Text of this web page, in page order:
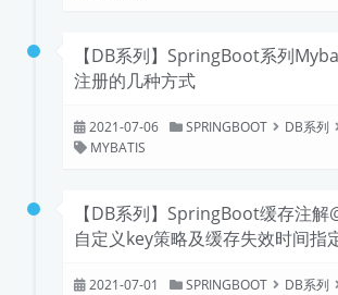
【DB系列】SpringBoot系列
注册的几种方式
2021-07-06 SPRINGBOOT DB系列
MYBATIS
【DB系列】SpringBoot缓存注解
自定义key策略及缓存失效时间指
2021-07-01 SPRINGBOOT DB系列